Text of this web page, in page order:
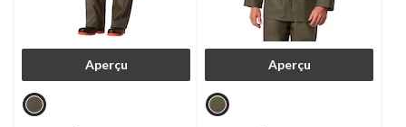
Aperçu Aperçu